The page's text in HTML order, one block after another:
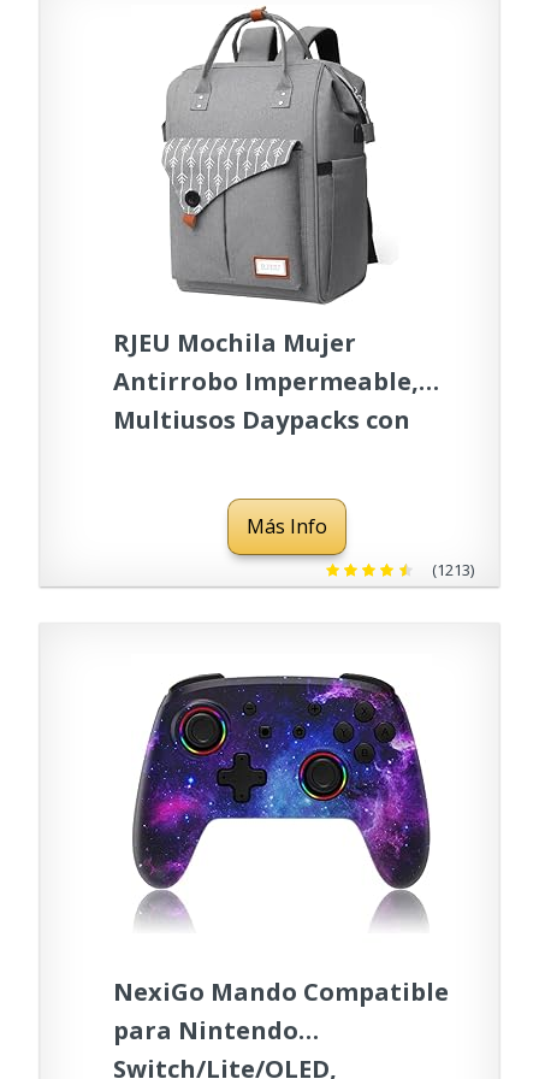
RJEU Mochila Mujer
Antirrobo Impermeable,
Multiusos Daypacks con
Mochila para portátil De
15.6 PulgadasMás Info
(1213)
NexiGo Mando Compatible
para Nintendo
Switch/Lite/OLED,